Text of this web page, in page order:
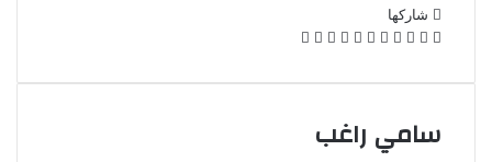
شاركها
فيسبوك
‫X لينكدإنبينتيريستOdnoklassniki
‫Pocket
مشاركة
البريد
سامي راغب